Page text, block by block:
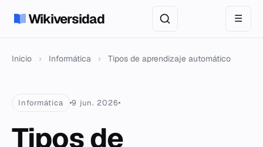
Wikiversidad ☰
Inicio › Informática › Tipos de aprendizaje automático
Informática 9 jun. 2026
Tipos de